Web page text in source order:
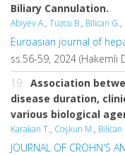
Biliary Cannulation.
Abiyev A., Tuzcu B., Bilican G.,
Euroasian journal of
ss.56-59, 2024 (Hakemli
19. Association
disease duration,
various biological
Karakan T., Coşkun M., Bilican
JOURNAL OF CROHN'S